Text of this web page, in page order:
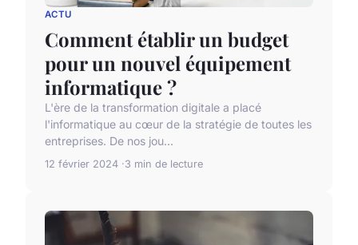
ACTU
Comment établir un budget
pour un nouvel équipement
informatique ?
L'ère de la transformation digitale a placé
l'informatique au cœur de la stratégie de toutes les
entreprises. De nos jou...
12 février 2024 3 min de lecture